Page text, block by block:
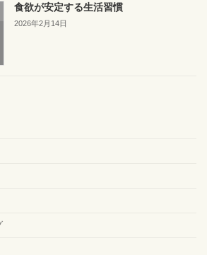
食欲が安定する生活習慣
2026年2月14日